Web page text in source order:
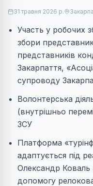
31 травня 2026 р.
Участь у робочих
збори
представників
Закарпаття,
супроводу
Волонтерська
(внутрішньо
ЗСУ
Платформа
адаптується під
Олександр Коваль
допомогу